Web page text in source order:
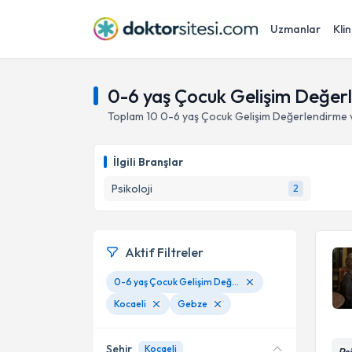
Uzmanlar
0-6 yaş Çocuk Gelişim
Toplam 10 0-6 yaş Çocuk Gelişim Değerlendirme
İlgili Branşlar
Psikoloji
2
Aktif Filtreler
0-6 yaş Çocuk Gelişim Değerlendirme ve Takip Uygulamaları
Kocaeli
Gebze
Şehir Kocaeli